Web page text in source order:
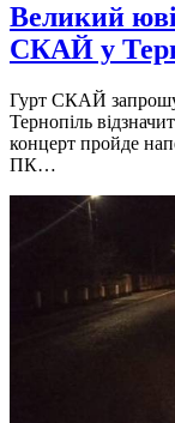
Великий
СКАЙ у
Гурт СКАЙ
Тернопіль
концерт пройде
ПК…